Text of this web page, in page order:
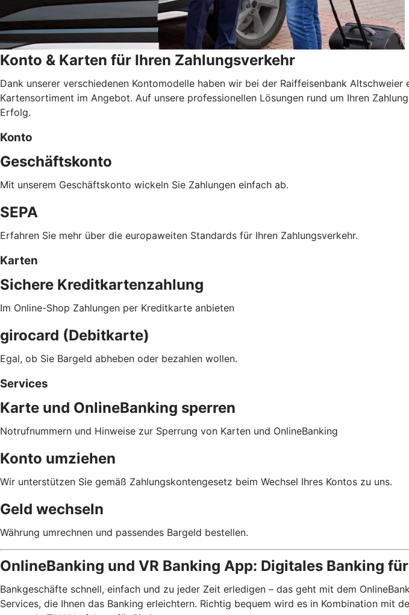
Konto & Karten für Ihren Zahlungsverkehr
Dank unserer verschiedenen Kontomodelle haben wir bei der Raiffeisenbank
Kartensortiment im Angebot. Auf unsere professionellen Lösungen rund um Ihren
Erfolg.
Konto
Geschäftskonto
Mit unserem Geschäftskonto wickeln Sie Zahlungen einfach ab.
SEPA
Erfahren Sie mehr über die europaweiten Standards für Ihren Zahlungsverkehr.
Karten
Sichere Kreditkartenzahlung
Im Online-Shop Zahlungen per Kreditkarte anbieten
girocard (Debitkarte)
Egal, ob Sie Bargeld abheben oder bezahlen wollen.
Services
Karte und OnlineBanking sperren
Notrufnummern und Hinweise zur Sperrung von Karten und OnlineBanking
Konto umziehen
Wir unterstützen Sie gemäß Zahlungskontengesetz beim Wechsel Ihres Kontos zu uns.
Geld wechseln
Währung umrechnen und passendes Bargeld bestellen.
OnlineBanking und VR Banking App: Digitales Banking
Bankgeschäfte schnell, einfach und zu jeder Zeit erledigen – das geht mit dem
Services, die Ihnen das Banking erleichtern. Richtig bequem wird es in Kombination mit